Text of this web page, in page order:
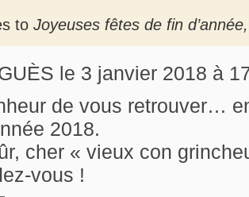
to Joyeuses fêtes de fin
le 3 janvier 2018 à
de vous retrouver…
2018.
cher « vieux con
vous !